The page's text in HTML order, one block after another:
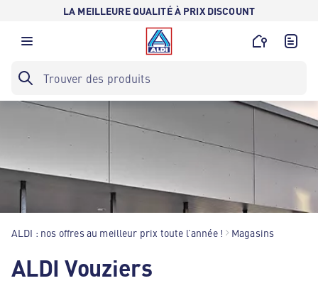
LA MEILLEURE QUALITÉ À PRIX DISCOUNT
ALDI : nos offres au meilleur prix toute l’année ! Magasins
ALDI Vouziers